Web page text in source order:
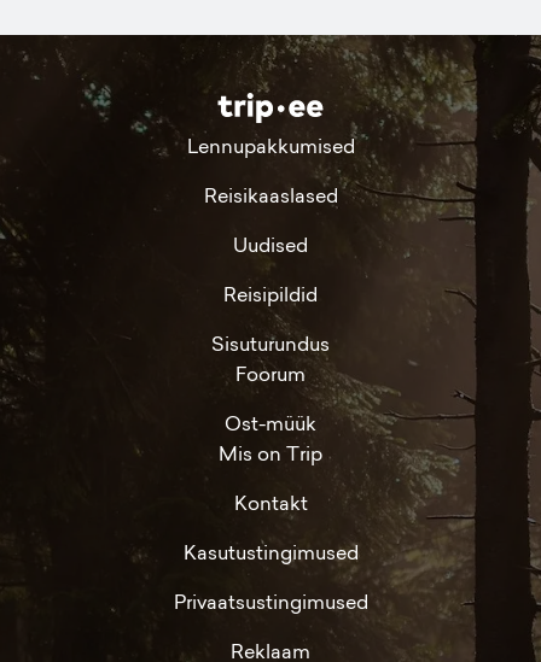
Lennupakkumised
Reisikaaslased
Uudised
Reisipildid
Sisuturundus
Foorum
Ost-müük
Mis on Trip
Kontakt
Kasutustingimused
Privaatsustingimused
Reklaam